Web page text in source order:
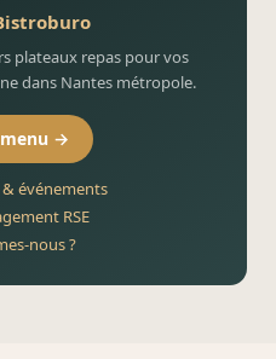
plateaux repas pour vos
dans Nantes métropole.
→
événements
RSE
nous ?